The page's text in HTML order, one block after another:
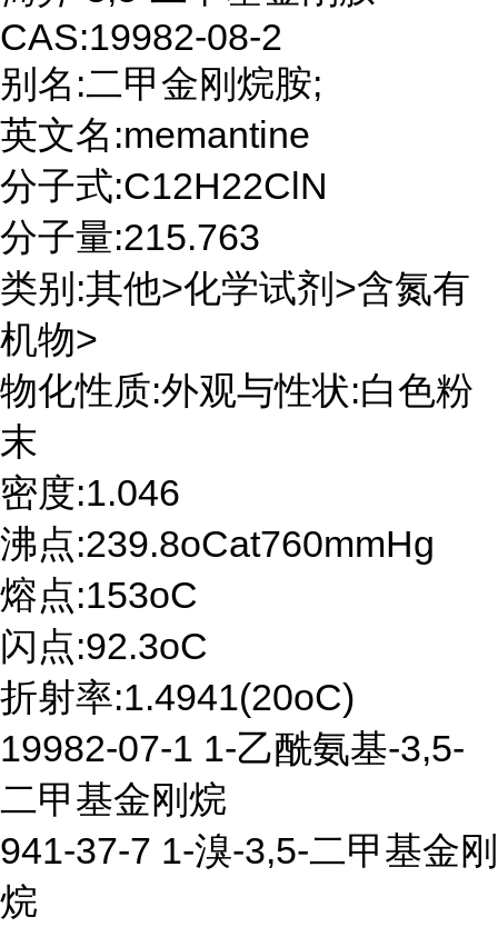
CAS:19982-08-2
别名:二甲金刚烷胺;
英文名:memantine
分子式:C12H22ClN
分子量:215.763
类别:其他>化学试剂>含氮有
机物>
物化性质:外观与性状:白色粉
末
密度:1.046
沸点:239.8oCat760mmHg
熔点:153oC
闪点:92.3oC
折射率:1.4941(20oC)
19982-07-1 1-乙酰氨基-3,5-
二甲基金刚烷
941-37-7 1-溴-3,5-二甲基金刚
烷